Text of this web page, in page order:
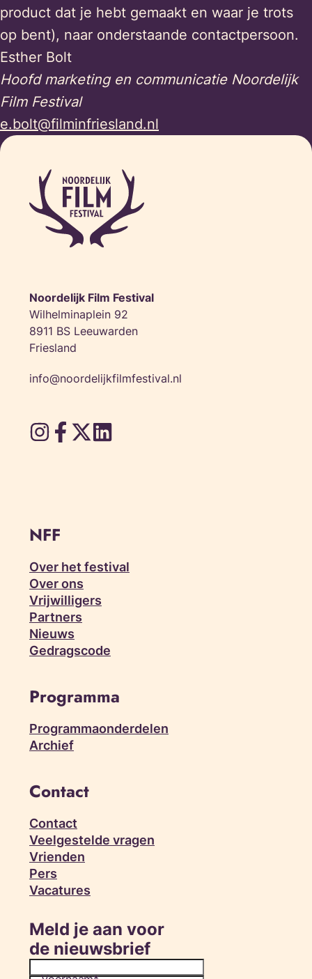
product dat je hebt gemaakt en waar je trots
op bent), naar onderstaande contactpersoon.
Esther Bolt
Hoofd marketing en communicatie Noordelijk
Film Festival
e.bolt@filminfriesland.nl
Noordelijk Film Festival
Wilhelminaplein 92
8911 BS Leeuwarden
Friesland
info@noordelijkfilmfestival.nl
NFF
Over het festival
Over ons
Vrijwilligers
Partners
Nieuws
Gedragscode
Programma
Programmaonderdelen
Archief
Contact
Contact
Veelgestelde vragen
Vrienden
Pers
Vacatures
Meld je aan voor
de nieuwsbrief